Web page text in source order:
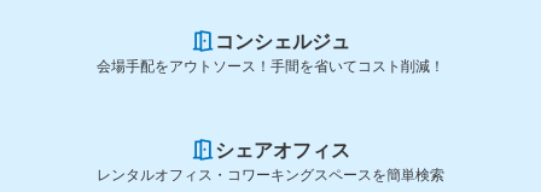
コンシェルジュ
会場手配をアウトソース！手間を省いてコスト削減！
シェアオフィス
レンタルオフィス・コワーキングスペースを簡単検索